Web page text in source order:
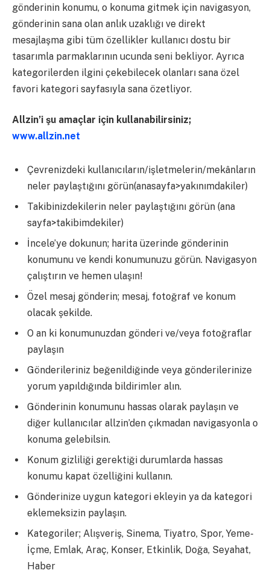
gönderinin konumu, o konuma gitmek için navigasyon,
gönderinin sana olan anlık uzaklığı ve direkt
mesajlaşma gibi tüm özellikler kullanıcı dostu bir
tasarımla parmaklarının ucunda seni bekliyor. Ayrıca
kategorilerden ilgini çekebilecek olanları sana özel
favori kategori sayfasıyla sana özetliyor.
Allzin’i şu amaçlar için kullanabilirsiniz;
www.allzin.net
Çevrenizdeki kullanıcıların/işletmelerin/mekânların
neler paylaştığını görün(anasayfa>yakınımdakiler)
Takibinizdekilerin neler paylaştığını görün (ana
sayfa>takibimdekiler)
İncele’ye dokunun; harita üzerinde gönderinin
konumunu ve kendi konumunuzu görün. Navigasyon
çalıştırın ve hemen ulaşın!
Özel mesaj gönderin; mesaj, fotoğraf ve konum
olacak şekilde.
O an ki konumunuzdan gönderi ve/veya fotoğraflar
paylaşın
Gönderileriniz beğenildiğinde veya gönderilerinize
yorum yapıldığında bildirimler alın.
Gönderinin konumunu hassas olarak paylaşın ve
diğer kullanıcılar allzin’den çıkmadan navigasyonla o
konuma gelebilsin.
Konum gizliliği gerektiği durumlarda hassas
konumu kapat özelliğini kullanın.
Gönderinize uygun kategori ekleyin ya da kategori
eklemeksizin paylaşın.
Kategoriler; Alışveriş, Sinema, Tiyatro, Spor, Yeme-
İçme, Emlak, Araç, Konser, Etkinlik, Doğa, Seyahat,
Haber